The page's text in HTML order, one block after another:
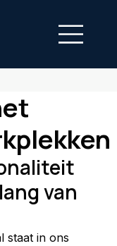
van
staat in ons